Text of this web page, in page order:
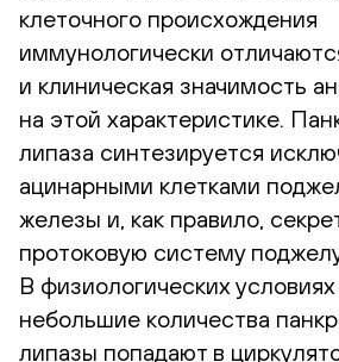
клеточного происхождения
иммунологически
и клиническая значимость
на этой характеристике.
липаза синтезируется
ацинарными клетками
железы и, как правило,
протоковую систему
В физиологических
небольшие количества
липазы попадают в